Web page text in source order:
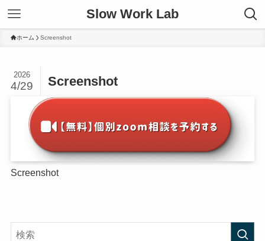
Slow Work Lab
ホーム Screenshot
Screenshot
2026
4/29
Screenshot